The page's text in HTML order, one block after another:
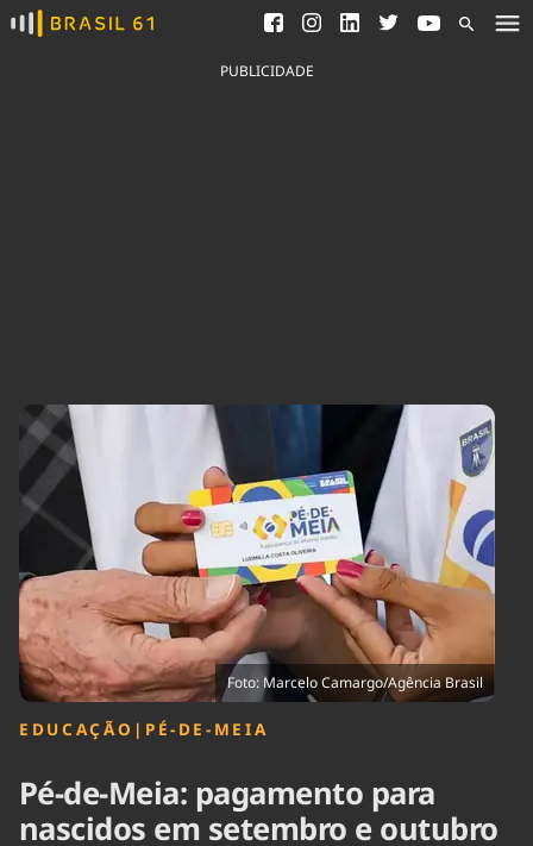
Ver todas as notícias
Saneamento
Indicadores
Agronegócios
Brasil
Brasil Mineral
Ciência &
Tecnologia
Comportamento
Cultura
Economia
Educação
Infraestrutura
Internacional
Meio Ambiente
Podcast
Política
Saúde
Tempo
PUBLICIDADE
Foto: Marcelo Camargo/Agência Brasil
EDUCAÇÃO | PÉ-DE-MEIA
Pé-de-Meia: pagamento para
nascidos em setembro e outubro